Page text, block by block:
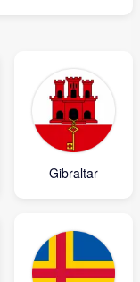
Gibraltar